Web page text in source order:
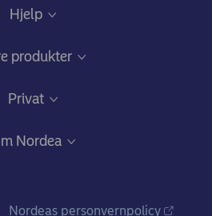
Hjelp
produkter
Privat
Nordea
Nordeas personvernpolicy